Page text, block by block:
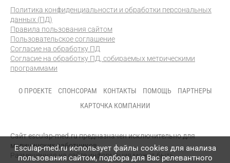
Политика конфиденциальности и обработки персональных
данных (ПД)
Правила пользования сайтом
Пользовательское соглашение
Согласие на обработку ПД
Согласие на обработку ПД, собираемых метрическими
программами
О ПРОЕКТЕ СПОНСОРАМ КОНТАКТЫ ПОМОЩЬ
ПАРТНЕРЫ
КАРТОЧКА КОМПАНИИ
Сайт esculap-med.ru предназначен исключительно для
медицинских работников.
Размещенная на сайте информация может быть
Esculap-med.ru использует файлы сookies для анализа
пользования сайтом, подбора для Вас релевантного